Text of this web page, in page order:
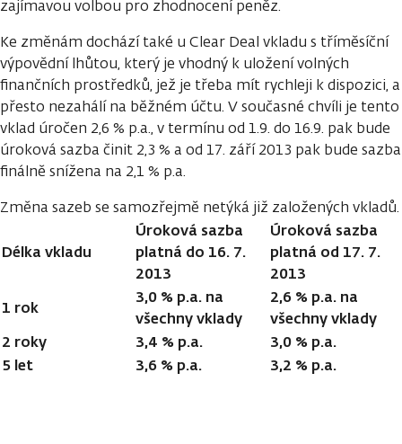
zajímavou volbou pro zhodnocení peněz.
Ke změnám dochází také u Clear Deal vkladu s tříměsíční
výpovědní lhůtou, který je vhodný k uložení volných
finančních prostředků, jež je třeba mít rychleji k dispozici, a
přesto nezahálí na běžném účtu. V současné chvíli je tento
vklad úročen 2,6 % p.a., v termínu od 1.9. do 16.9. pak bude
úroková sazba činit 2,3 % a od 17. září 2013 pak bude sazba
finálně snížena na 2,1 % p.a.
Změna sazeb se samozřejmě netýká již založených vkladů.
Délka vkladu
Úroková sazba
platná do 16. 7.
2013
Úroková sazba
platná od 17. 7.
2013
1 rok
3,0 % p.a. na
všechny vklady
2,6 % p.a. na
všechny vklady
2 roky
3,4 % p.a.
3,0 % p.a.
5 let
3,6 % p.a. 3,2 % p.a.